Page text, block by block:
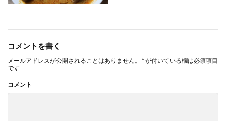
コメントを書く
メールアドレスが公開されることはありません。 *が付いている欄は必須項目
です
コメント